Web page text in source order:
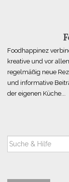
Foodhappinez
kreative und vor
regelmäßig neue
und informative
der eigenen Küche...
SUCHEN
NACH: